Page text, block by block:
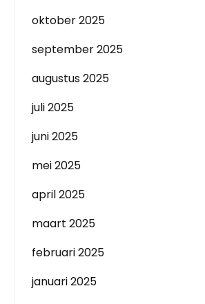
oktober 2025
september 2025
augustus 2025
juli 2025
juni 2025
mei 2025
april 2025
maart 2025
februari 2025
januari 2025